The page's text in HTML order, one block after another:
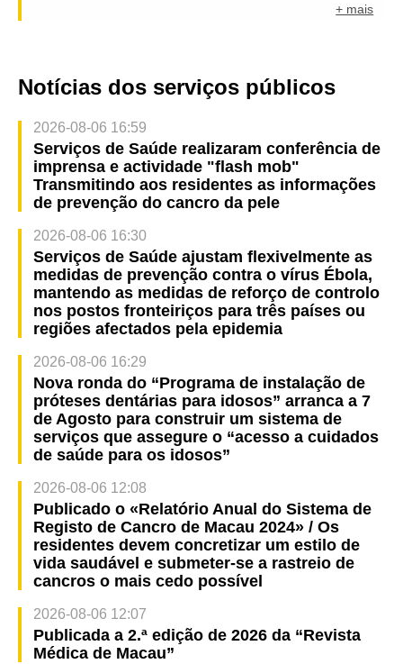
+ mais
Notícias dos serviços públicos
2026-08-06 16:59
Serviços de Saúde realizaram conferência de
imprensa e actividade "flash mob"
Transmitindo aos residentes as informações
de prevenção do cancro da pele
2026-08-06 16:30
Serviços de Saúde ajustam flexivelmente as
medidas de prevenção contra o vírus Ébola,
mantendo as medidas de reforço de controlo
nos postos fronteiriços para três países ou
regiões afectados pela epidemia
2026-08-06 16:29
Nova ronda do “Programa de instalação de
próteses dentárias para idosos” arranca a 7
de Agosto para construir um sistema de
serviços que assegure o “acesso a cuidados
de saúde para os idosos”
2026-08-06 12:08
Publicado o «Relatório Anual do Sistema de
Registo de Cancro de Macau 2024» / Os
residentes devem concretizar um estilo de
vida saudável e submeter-se a rastreio de
cancros o mais cedo possível
2026-08-06 12:07
Publicada a 2.ª edição de 2026 da “Revista
Médica de Macau”